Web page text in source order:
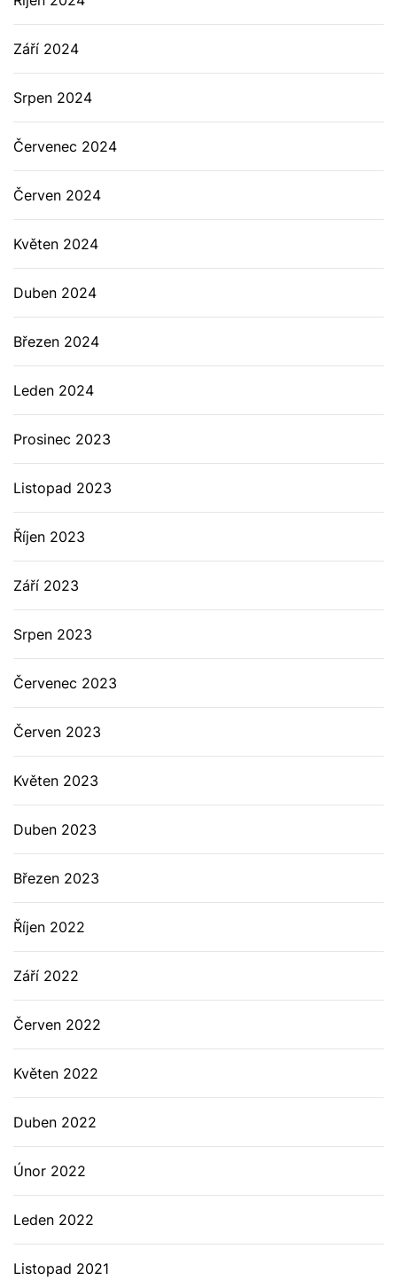
Září 2024
Srpen 2024
Červenec 2024
Červen 2024
Květen 2024
Duben 2024
Březen 2024
Leden 2024
Prosinec 2023
Listopad 2023
Říjen 2023
Září 2023
Srpen 2023
Červenec 2023
Červen 2023
Květen 2023
Duben 2023
Březen 2023
Říjen 2022
Září 2022
Červen 2022
Květen 2022
Duben 2022
Únor 2022
Leden 2022
Listopad 2021